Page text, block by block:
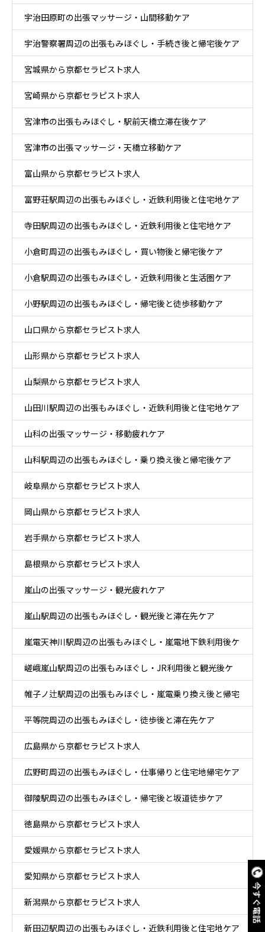
今すぐ電話
宇治田原町の出張マッサージ・山間移動ケア
宇治警察署周辺の出張もみほぐし・手続き後と帰宅後ケア
宮城県から京都セラピスト求人
宮崎県から京都セラピスト求人
宮津市の出張もみほぐし・駅前天橋立滞在後ケア
宮津市の出張マッサージ・天橋立移動ケア
富山県から京都セラピスト求人
富野荘駅周辺の出張もみほぐし・近鉄利用後と住宅地ケア
寺田駅周辺の出張もみほぐし・近鉄利用後と住宅地ケア
小倉町周辺の出張もみほぐし・買い物後と帰宅後ケア
小倉駅周辺の出張もみほぐし・近鉄利用後と生活圏ケア
小野駅周辺の出張もみほぐし・帰宅後と徒歩移動ケア
山口県から京都セラピスト求人
山形県から京都セラピスト求人
山梨県から京都セラピスト求人
山田川駅周辺の出張もみほぐし・近鉄利用後と住宅地ケア
山科の出張マッサージ・移動疲れケア
山科駅周辺の出張もみほぐし・乗り換え後と帰宅後ケア
岐阜県から京都セラピスト求人
岡山県から京都セラピスト求人
岩手県から京都セラピスト求人
島根県から京都セラピスト求人
嵐山の出張マッサージ・観光疲れケア
嵐山駅周辺の出張もみほぐし・観光後と滞在先ケア
嵐電天神川駅周辺の出張もみほぐし・嵐電地下鉄利用後ケ
ア
嵯峨嵐山駅周辺の出張もみほぐし・JR利用後と観光後ケ
ア
帷子ノ辻駅周辺の出張もみほぐし・嵐電乗り換え後と帰宅
後ケア
平等院周辺の出張もみほぐし・徒歩後と滞在先ケア
広島県から京都セラピスト求人
広野町周辺の出張もみほぐし・仕事帰りと住宅地帰宅ケア
御陵駅周辺の出張もみほぐし・帰宅後と坂道徒歩ケア
徳島県から京都セラピスト求人
愛媛県から京都セラピスト求人
愛知県から京都セラピスト求人
新潟県から京都セラピスト求人
新田辺駅周辺の出張もみほぐし・近鉄利用後と住宅地ケア